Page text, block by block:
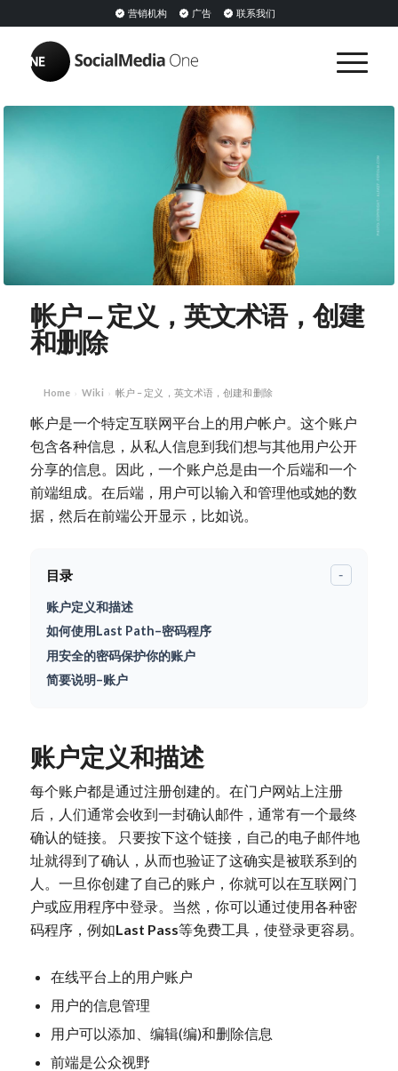
营销机构 广告 联系我们
帐户 – 定义，英文术语，创建
和删除
Home › Wiki › 帐户 – 定义，英文术语，创建和删除
帐户是一个特定互联网平台上的用户帐户。这个账户
包含各种信息，从私人信息到我们想与其他用户公开
分享的信息。因此，一个账户总是由一个后端和一个
前端组成。在后端，用户可以输入和管理他或她的数
据，然后在前端公开显示，比如说。
目录 -
账户定义和描述
如何使用Last Path–密码程序
用安全的密码保护你的账户
简要说明–账户
账户定义和描述
每个账户都是通过注册创建的。在门户网站上注册
后，人们通常会收到一封确认邮件，通常有一个最终
确认的链接。 只要按下这个链接，自己的电子邮件地
址就得到了确认，从而也验证了这确实是被联系到的
人。一旦你创建了自己的账户，你就可以在互联网门
户或应用程序中登录。当然，你可以通过使用各种密
码程序，例如Last Pass等免费工具，使登录更容易。
在线平台上的用户账户
用户的信息管理
用户可以添加、编辑(编)和删除信息
前端是公众视野